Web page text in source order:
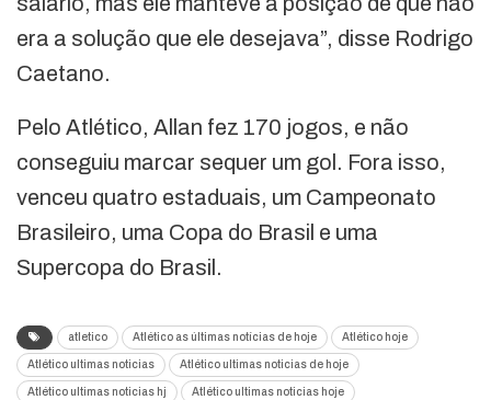
era a solução que ele desejava”, disse Rodrigo
Caetano.
Pelo Atlético, Allan fez 170 jogos, e não
conseguiu marcar sequer um gol. Fora isso,
venceu quatro estaduais, um Campeonato
Brasileiro, uma Copa do Brasil e uma
Supercopa do Brasil.
atletico Atlético as últimas notícias de hoje Atlético hoje
Atlético ultimas noticias Atlético ultimas noticias de hoje
Atlético ultimas noticias hj Atlético ultimas noticias hoje